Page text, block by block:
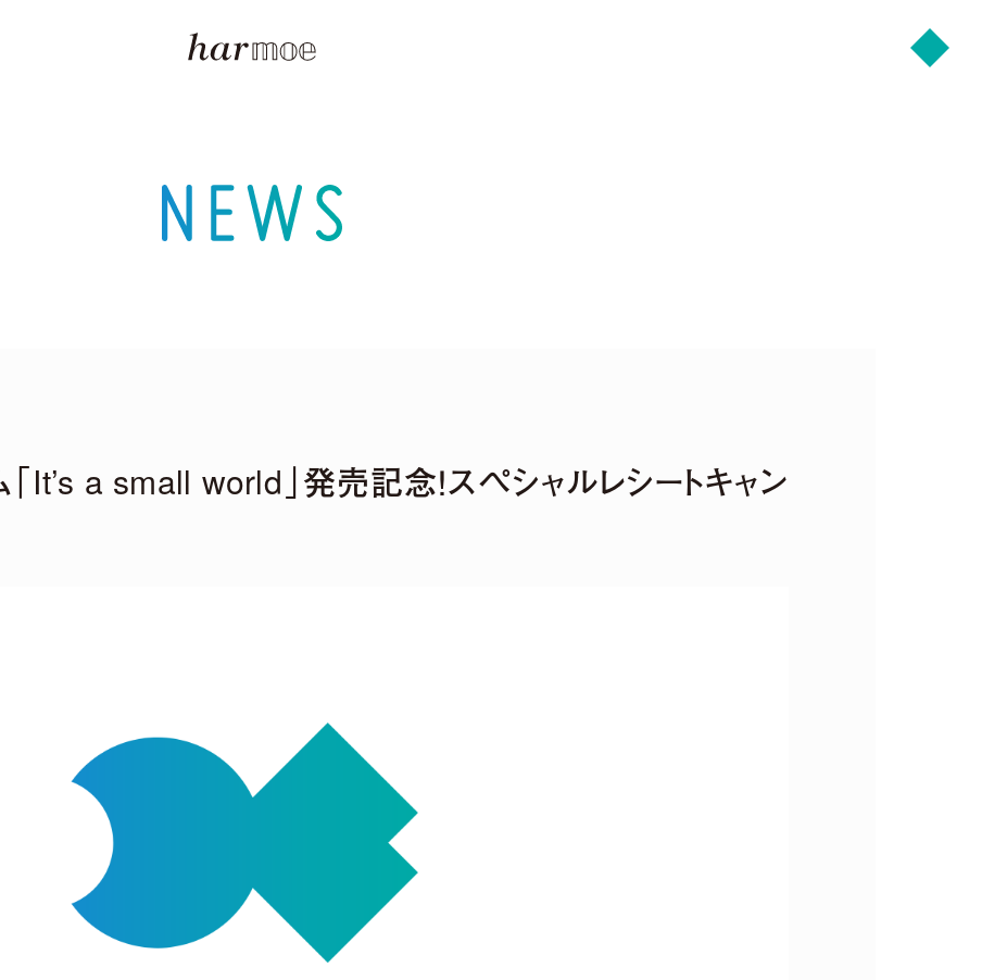
4月22日（水）発売決定！
（Tomggg Remix）
Remix）
KOTONOHOUSE Remix）
It’s a small world」発売記念！スペシャルレシートキャン